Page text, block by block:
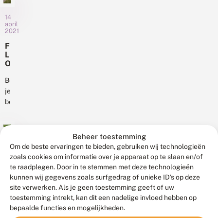
Beheer toestemming
Om de beste ervaringen te bieden, gebruiken wij technologieën
zoals cookies om informatie over je apparaat op te slaan en/of
te raadplegen. Door in te stemmen met deze technologieën
kunnen wij gegevens zoals surfgedrag of unieke ID's op deze
site verwerken. Als je geen toestemming geeft of uw
toestemming intrekt, kan dit een nadelige invloed hebben op
bepaalde functies en mogelijkheden.
?
i
d
e
e
m
e
n
t
e
voelen.
Er
grote
kansen
biodiversiteit...
e
e
s
a
c
t
i
e
f
i
n
a
de
straten
zijn
naar
De
Atalantadreef,
het
en
Eikenprocessierupsavenue
bijvoorbeeld.
De
komende
maanden
zijn
elf...
14
april
2021
F
L
O
O
N
e
e
Ben
je
betrokken
de
van
ecologisch
bermbeheer,
dan
de
nieuwe
maart
2021
B
m
De